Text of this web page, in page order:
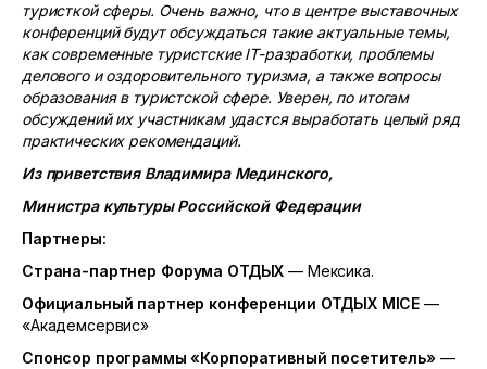
туристкой сферы. Очень важно, что в центре выставочных
конференций будут обсуждаться такие актуальные темы,
как современные туристскиеIT-разработки, проблемы
делового и оздоровительного туризма, а также вопросы
образования в туристской сфере. Уверен, по итогам
обсуждений их участникам удастся выработать целый ряд
практических рекомендаций.
Из приветствия Владимира Мединского,
Министра культуры Российской Федерации
Партнеры:
Страна-партнер Форума ОТДЫХ — Мексика.
Официальный партнер конференции ОТДЫХ MICE —
«Академсервис»
Спонсор программы «Корпоративный посетитель» —